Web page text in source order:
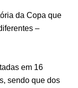
da Copa que
–
em 16
sendo que dos